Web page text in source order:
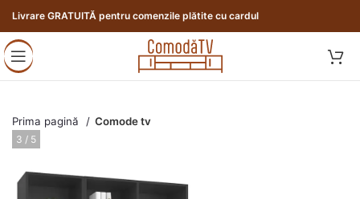
Livrare GRATUITĂ pentru comenzile plătite cu cardul
Prima pagină Comode tv
3 / 5